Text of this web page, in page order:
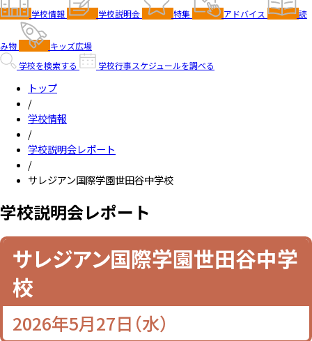
学校情報 学校説明会 特集 アドバイス 読
み物
キッズ広場
学校を検索する
学校行事スケジュールを調べる
トップ
/
学校情報
/
学校説明会レポート
/
サレジアン国際学園世田谷中学校
学校説明会レポート
校説明会レポート
サレジアン国際学園世田谷中学
校
2026年5月27日（水）